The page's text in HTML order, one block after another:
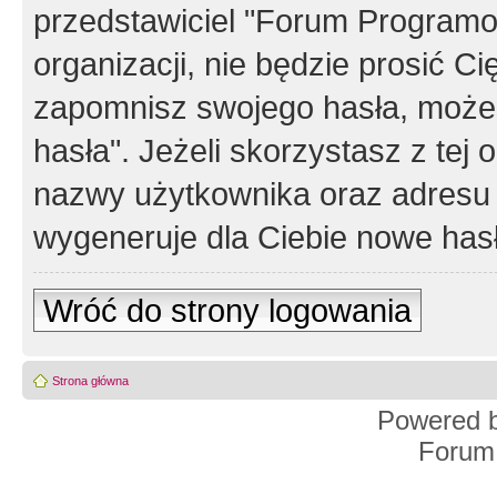
przedstawiciel "Forum
organizacji, nie będzie prosić
zapomnisz swojego hasła,
hasła". Jeżeli skorzystasz z tej
nazwy użytkownika oraz
wygeneruje dla Ciebie nowe
Wróć do strony logowania
Strona główna
Powered